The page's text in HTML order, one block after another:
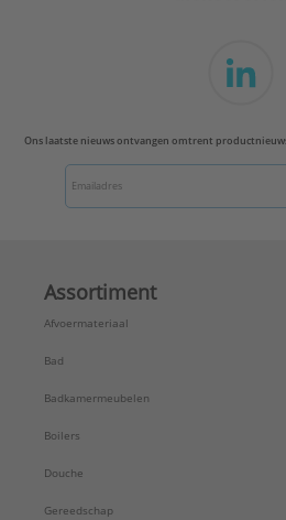
Nee
Punt met freesribben:
Nee
Ons laatste nieuws ontvangen omtrent
Assortiment
Afvoermateriaal
Bad
Badkamermeubelen
Boilers
Douche
Gereedschap